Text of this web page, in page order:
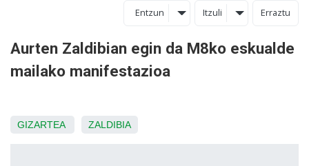
Entzun Itzuli Erraztu
Aurten Zaldibian egin da M8ko eskualde
mailako manifestazioa
GIZARTEA ZALDIBIA